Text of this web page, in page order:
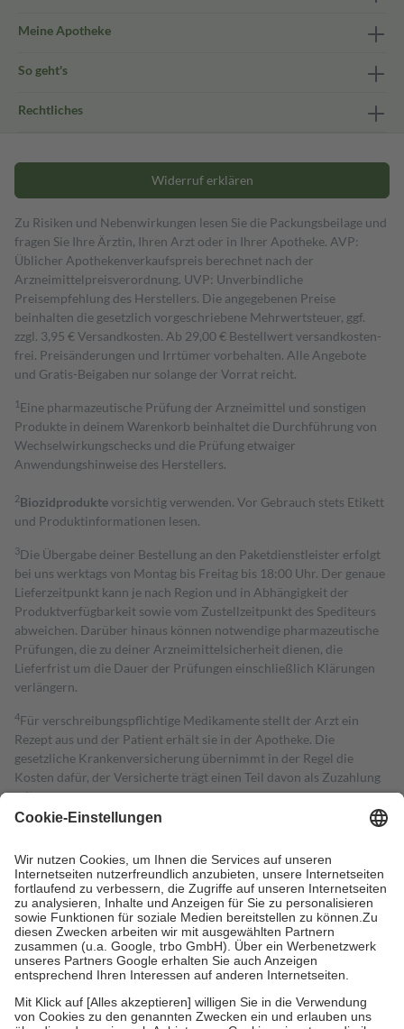
Meine Apotheke
So geht's
Rechtliches
Widerruf erklären
Zu Risiken und Nebenwirkungen lesen Sie die Packungsbeilage und
fragen Sie Ihre Ärztin, Ihren Arzt oder in Ihrer Apotheke. AVP:
Üblicher Apothekenverkaufspreis berechnet nach der
Arzneimittelpreisverordnung. UVP: Unverbindliche
Preisempfehlung des Herstellers. Die angegebenen Preise
beinhalten die gesetzlich vorgeschriebene Mehrwertsteuer, ggf.
zzgl. 3,95 € Versandkosten. Ab 29,00 € Bestell­wert versand­kosten­
frei. Preisänderungen und Irrtümer vorbehalten. Alle Angebote
und Gratis-Beigaben nur solange der Vorrat reicht.
1 Eine pharmazeutische Prüfung der Arzneimittel und sonstigen
Produkte in deinem Warenkorb beinhaltet die Durchführung von
Wechselwirkungschecks und die Prüfung etwaiger
Anwendungshinweise des Herstellers.
2Biozidproduktevorsichtig verwenden. Vor Gebrauch stets Etikett
und Produktinformationen lesen.
3Die Übergabe deiner Bestellung an den Paketdienstleister erfolgt
bei uns werktags von Montag bis Freitag bis 18:00 Uhr. Der genaue
Lieferzeitpunkt kann je nach Region und in Abhängigkeit der
Produktverfügbarkeit sowie vom Zustellzeitpunkt des Spediteurs
abweichen. Darüber hinaus können notwendige pharmazeutische
Prüfungen, die zu deiner Arzneimittelsicherheit dienen, die
Lieferfrist um die Dauer der Prüfungen einschließlich Klärungen
verlängern.
4Für verschreibungspflichtige Medikamente stellt der Arzt ein
Rezept aus und der Patient erhält sie in der Apotheke. Die
gesetzliche Krankenversicherung übernimmt in der Regel die
Kosten dafür, der Versicherte trägt einen Teil davon als Zuzahlung
mit.
Grundsätzlich leisten Mitglieder Zuzahlungen in Höhe von zehn
höchstens zehn Euro.
Es sind jedoch nie mehr als die tatsächlichen
Kosten der Leistung zu entrichten.
Diese Regeln gelten grundsätzlich auch für Online-Apotheken.
Bei Heilmitteln und häuslicher Krankenpflege beträgt die
Zuzahlung zehn Prozent der Kosten sowie zehn Euro je
Verordnung.
Um das Engagement der Versicherten für ihre eigene Gesundheit zu
stärken und die besondere Stellung der Familie zu unterstützen,
fallenkeine Zuzahlungenan bei:
• Kindern und Jugendlichen bis zum vollendeten 18. Lebensjahr